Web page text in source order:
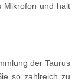
Mikrofon und hält
der Taurus
so zahlreich zu